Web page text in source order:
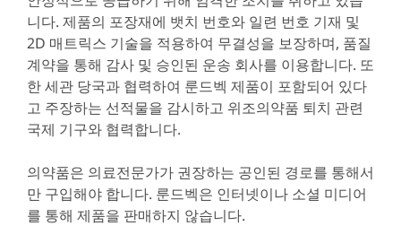
니다. 제품의 포장재에 뱃치 번호와 일련 번호 기재 및
2D 매트릭스 기술을 적용하여 무결성을 보장하며, 품질
계약을 통해 감사 및 승인된 운송 회사를 이용합니다. 또
한 세관 당국과 협력하여 룬드벡 제품이 포함되어 있다
고 주장하는 선적물을 감시하고 위조의약품 퇴치 관련
국제 기구와 협력합니다.
의약품은 의료전문가가 권장하는 공인된 경로를 통해서
만 구입해야 합니다. 룬드벡은 인터넷이나 소셜 미디어
를 통해 제품을 판매하지 않습니다.